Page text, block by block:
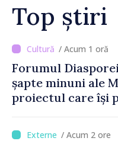
Top știri
/ Acum 1 oră
Forumul
șapte minuni ale
proiectul care își
de țara de origine
/ Acum 2 ore